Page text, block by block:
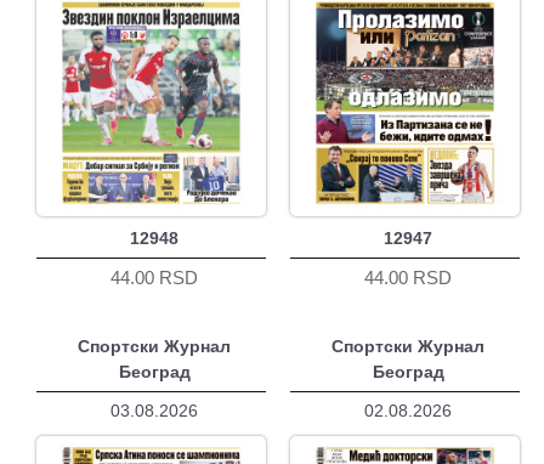
12948
44.00 RSD
12947
44.00 RSD
Спортски Журнал
Београд
03.08.2026
Спортски Журнал
Београд
02.08.2026